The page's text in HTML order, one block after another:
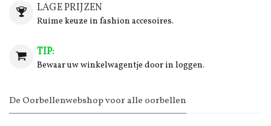
LAGE PRIJZEN
Ruime keuze in fashion accesoires.
TIP:
Bewaar uw winkelwagentje door in loggen.
De Oorbellenwebshop voor alle oorbellen